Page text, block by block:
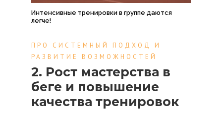
Интенсивные тренировки в группе даются
легче!
ПРО СИСТЕМНЫЙ ПОДХОД И
РАЗВИТИЕ ВОЗМОЖНОСТЕЙ
2. Рост мастерства в
беге и повышение
качества тренировок